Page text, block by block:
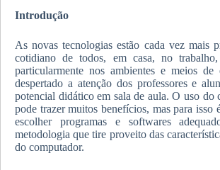
Introdução
As novas tecnologias estão cada vez mais
cotidiano de todos, em casa, no
particularmente nos ambientes e meios de
despertado a atenção dos professores e
potencial didático em sala de aula. O uso do
pode trazer muitos benefícios, mas para isso
escolher programas e softwares
metodologia que tire proveito das
do computador.